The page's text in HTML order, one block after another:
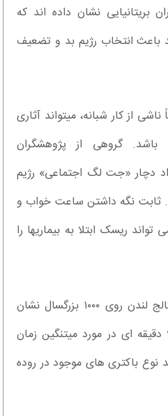
بریتانیایی نشان داده اند که
باعث انتخاب رژیم بد و تضعیف
از کار شبانه، میتواند آثاری
گروهی از پژوهشگران
دچار «جت لگ اجتماعی» رژیم
ثابت نگه داشتن ساعت خواب و
ریسک ابتلا به بیماریها را
پژوهشی در دانشگاه کینگز کالج لندن روی ۱۰۰۰ بزرگسال نشان
می دهد که حتی تفاوتی ۹۰ دقیقه ای در مورد میتنگین زمان
نوع باکتری های موجود در روده